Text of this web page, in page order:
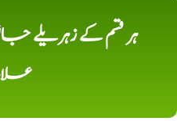
ہر قسم کے زہریلے